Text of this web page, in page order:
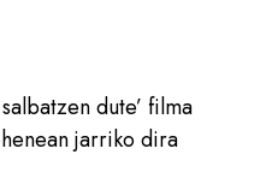
dute’ filma
jarriko dira